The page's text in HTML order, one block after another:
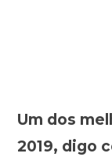
Um dos
2019, digo